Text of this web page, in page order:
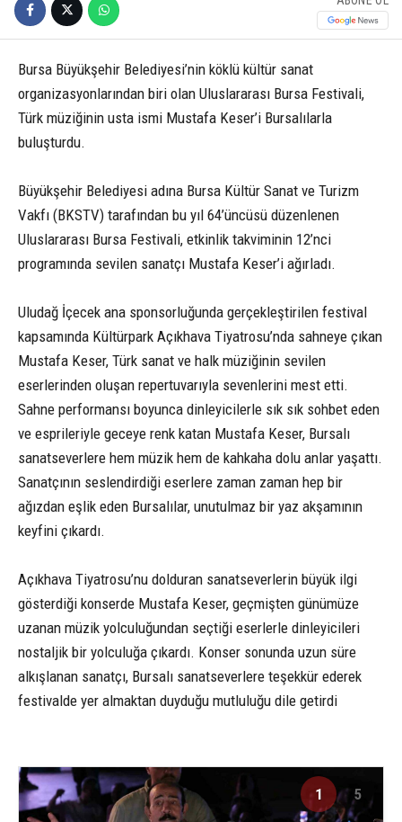
Bursa Büyükşehir Belediyesi’nin köklü kültür sanat
organizasyonlarından biri olan Uluslararası Bursa Festivali,
Türk müziğinin usta ismi Mustafa Keser’i Bursalılarla
buluşturdu.
Büyükşehir Belediyesi adına Bursa Kültür Sanat ve Turizm
Vakfı (BKSTV) tarafından bu yıl 64’üncüsü düzenlenen
Uluslararası Bursa Festivali, etkinlik takviminin 12’nci
programında sevilen sanatçı Mustafa Keser’i ağırladı.
Uludağ İçecek ana sponsorluğunda gerçekleştirilen festival
kapsamında Kültürpark Açıkhava Tiyatrosu’nda sahneye çıkan
Mustafa Keser, Türk sanat ve halk müziğinin sevilen
eserlerinden oluşan repertuvarıyla sevenlerini mest etti.
Sahne performansı boyunca dinleyicilerle sık sık sohbet eden
ve esprileriyle geceye renk katan Mustafa Keser, Bursalı
sanatseverlere hem müzik hem de kahkaha dolu anlar yaşattı.
Sanatçının seslendirdiği eserlere zaman zaman hep bir
ağızdan eşlik eden Bursalılar, unutulmaz bir yaz akşamının
keyfini çıkardı.
Açıkhava Tiyatrosu’nu dolduran sanatseverlerin büyük ilgi
gösterdiği konserde Mustafa Keser, geçmişten günümüze
uzanan müzik yolculuğundan seçtiği eserlerle dinleyicileri
nostaljik bir yolculuğa çıkardı. Konser sonunda uzun süre
alkışlanan sanatçı, Bursalı sanatseverlere teşekkür ederek
festivalde yer almaktan duyduğu mutluluğu dile getirdi
1 5